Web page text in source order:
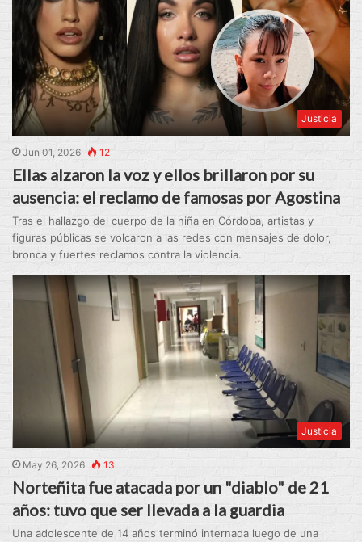
Justicia
Jun 01, 2026 12
Ellas alzaron la voz y ellos brillaron por su
ausencia: el reclamo de famosas por Agostina
Tras el hallazgo del cuerpo de la niña en Córdoba, artistas y
figuras públicas se volcaron a las redes con mensajes de dolor,
bronca y fuertes reclamos contra la violencia.
Justicia
May 26, 2026 13
Norteñita fue atacada por un "diablo" de 21
años: tuvo que ser llevada a la guardia
Una adolescente de 14 años terminó internada luego de una